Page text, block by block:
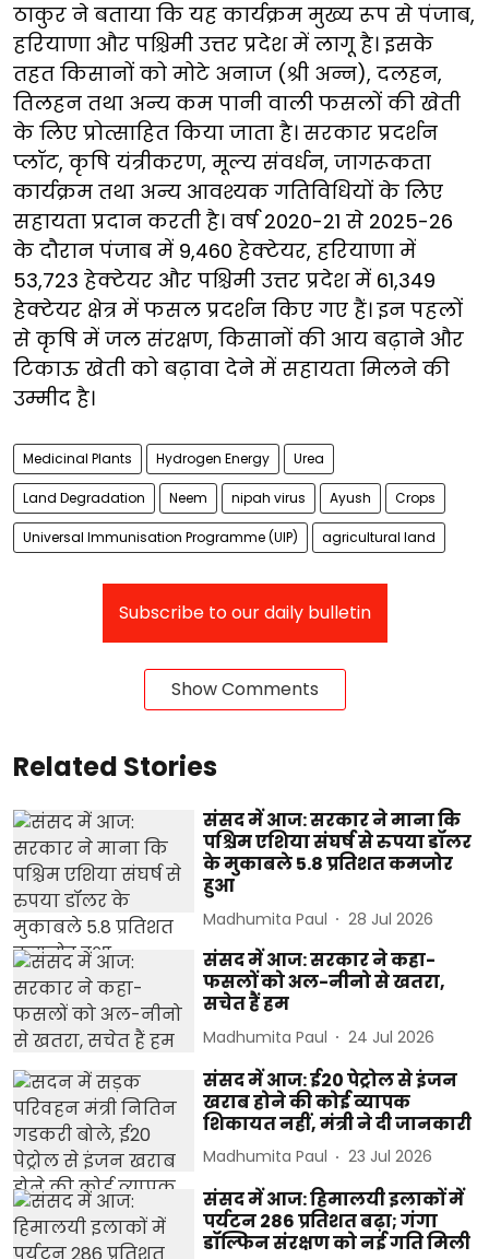
ठाकुर ने बताया कि यह कार्यक्रम मुख्य रूप से पंजाब,
हरियाणा और पश्चिमी उत्तर प्रदेश में लागू है। इसके
तहत किसानों को मोटे अनाज (श्री अन्न), दलहन,
तिलहन तथा अन्य कम पानी वाली फसलों की खेती
के लिए प्रोत्साहित किया जाता है। सरकार प्रदर्शन
प्लॉट, कृषि यंत्रीकरण, मूल्य संवर्धन, जागरूकता
कार्यक्रम तथा अन्य आवश्यक गतिविधियों के लिए
सहायता प्रदान करती है। वर्ष 2020-21 से 2025-26
के दौरान पंजाब में 9,460 हेक्टेयर, हरियाणा में
53,723 हेक्टेयर और पश्चिमी उत्तर प्रदेश में 61,349
हेक्टेयर क्षेत्र में फसल प्रदर्शन किए गए हैं। इन पहलों
से कृषि में जल संरक्षण, किसानों की आय बढ़ाने और
टिकाऊ खेती को बढ़ावा देने में सहायता मिलने की
उम्मीद है।
Medicinal Plants Hydrogen Energy Urea
Land Degradation Neem nipah virus Ayush Crops
Universal Immunisation Programme (UIP) agricultural land
Subscribe to our daily bulletin
Show Comments
Related Stories
संसद में आज: सरकार ने माना कि
पश्चिम एशिया संघर्ष से रुपया डॉलर
के मुकाबले 5.8 प्रतिशत कमजोर
हुआ
Madhumita Paul 28 Jul 2026
संसद में आज: सरकार ने कहा-
फसलों को अल-नीनो से खतरा,
सचेत हैं हम
Madhumita Paul 24 Jul 2026
संसद में आज: ई20 पेट्रोल से इंजन
खराब होने की कोई व्यापक
शिकायत नहीं, मंत्री ने दी जानकारी
Madhumita Paul 23 Jul 2026
संसद में आज: हिमालयी इलाकों में
पर्यटन 286 प्रतिशत बढ़ा; गंगा
डॉल्फिन संरक्षण को नई गति मिली